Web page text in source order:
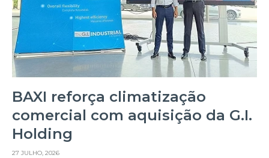
BAXI reforça climatização
comercial com aquisição da G.I.
Holding
27 JULHO, 2026